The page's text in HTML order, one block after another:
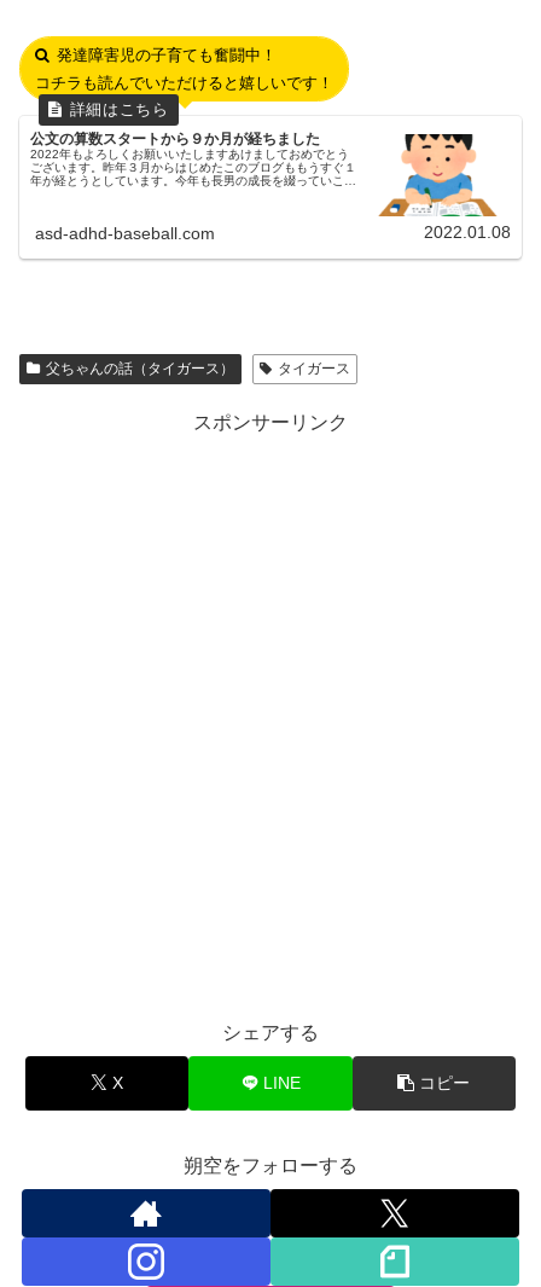
発達障害児の子育ても奮闘中！
コチラも読んでいただけると嬉しいです！
公文の算数スタートから９か月が経ちました
2022年もよろしくお願いいたしますあけましておめでとう
ございます。昨年３月からはじめたこのブログももうすぐ１
年が経とうとしています。今年も長男の成長を綴っていこう
asd-adhd-baseball.com 2022.01.08
父ちゃんの話（タイガース） タイガース
スポンサーリンク
シェアする
X LINE コピー
朔空をフォローする